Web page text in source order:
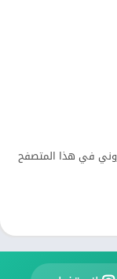
في هذا المتصفح